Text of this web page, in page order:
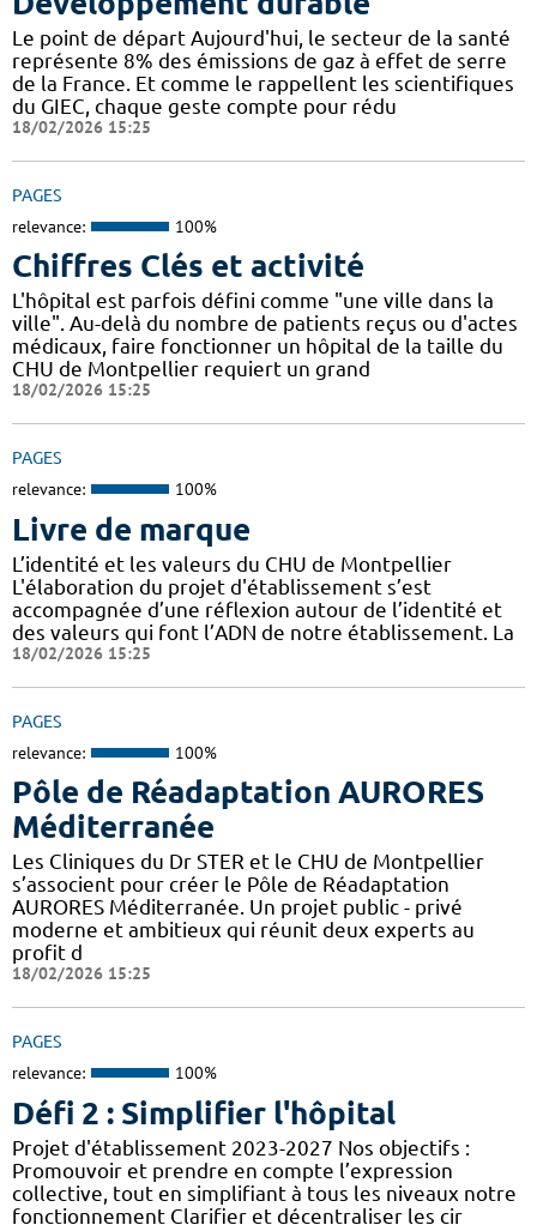
Le point de départ Aujourd'hui, le secteur de la santé
représente 8% des émissions de gaz à effet de serre
de la France. Et comme le rappellent les scientifiques
du GIEC, chaque geste compte pour rédu
18/02/2026 15:25
PAGES
relevance: 100%
Chiffres Clés et activité
L'hôpital est parfois défini comme "une ville dans la
ville". Au-delà du nombre de patients reçus ou d'actes
médicaux, faire fonctionner un hôpital de la taille du
CHU de Montpellier requiert un grand
18/02/2026 15:25
PAGES
relevance: 100%
Livre de marque
L’identité et les valeurs du CHU de Montpellier
L'élaboration du projet d'établissement s’est
accompagnée d’une réflexion autour de l’identité et
des valeurs qui font l’ADN de notre établissement. La
18/02/2026 15:25
PAGES
relevance: 100%
Pôle de Réadaptation AURORES
Méditerranée
Les Cliniques du Dr STER et le CHU de Montpellier
s’associent pour créer le Pôle de Réadaptation
AURORES Méditerranée. Un projet public - privé
moderne et ambitieux qui réunit deux experts au
profit d
18/02/2026 15:25
PAGES
relevance: 100%
Défi 2 : Simplifier l'hôpital
Projet d'établissement 2023-2027 Nos objectifs :
Promouvoir et prendre en compte l’expression
collective, tout en simplifiant à tous les niveaux notre
fonctionnement Clarifier et décentraliser les cir